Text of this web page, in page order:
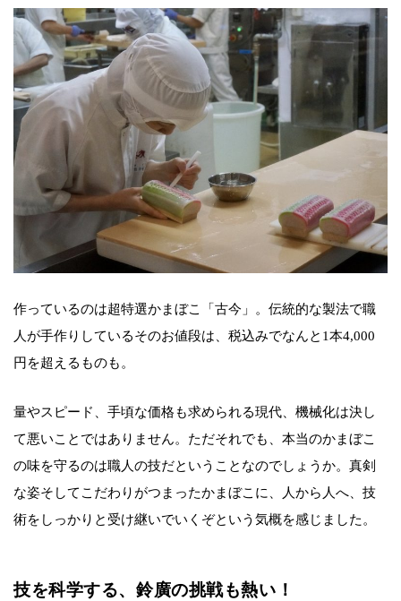
作っているのは超特選かまぼこ「古今」。伝統的な製法で職
人が手作りしているそのお値段は、税込みでなんと1本4,000
円を超えるものも。
量やスピード、手頃な価格も求められる現代、機械化は決し
て悪いことではありません。ただそれでも、本当のかまぼこ
の味を守るのは職人の技だということなのでしょうか。真剣
な姿そしてこだわりがつまったかまぼこに、人から人へ、技
術をしっかりと受け継いでいくぞという気概を感じました。
技を科学する、鈴廣の挑戦も熱い！